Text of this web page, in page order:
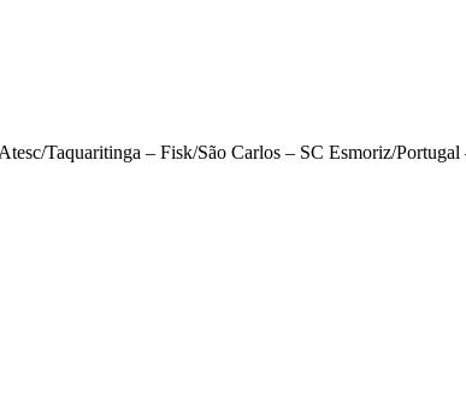
Taquaritinga – Fisk/São Carlos – SC Esmoriz/